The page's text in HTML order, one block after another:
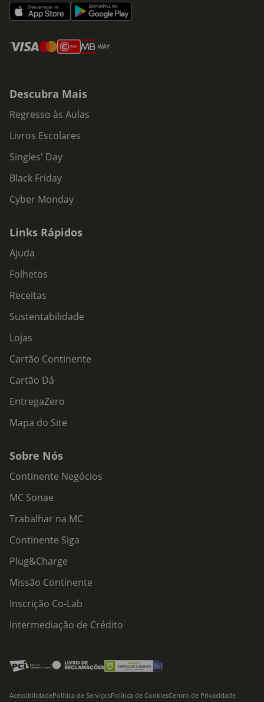
Descubra Mais
Regresso às Aulas
Livros Escolares
Singles' Day
Black Friday
Cyber Monday
Links Rápidos
Ajuda
Folhetos
Receitas
Sustentabilidade
Lojas
Cartão Continente
Cartão Dá
EntregaZero
Mapa do Site
Sobre Nós
Continente Negócios
MC Sonae
Trabalhar na MC
Continente Siga
Plug&Charge
Missão Continente
Inscrição Co-Lab
Intermediação de Crédito
AcessibilidadePolítica de ServiçosPolítica de CookiesCentro de Privacidade